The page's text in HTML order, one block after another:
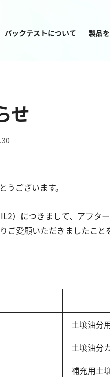
パックテストについて 製品
せ
ございます。
）につきまして、アフタ
ご愛顧いただきましたこ
土壌油分
土壌油分
補充用土
濁
ン酸カリウム消費量
亜塩素
二酸化塩
遊離残
硫化物
亜硫酸
硫酸